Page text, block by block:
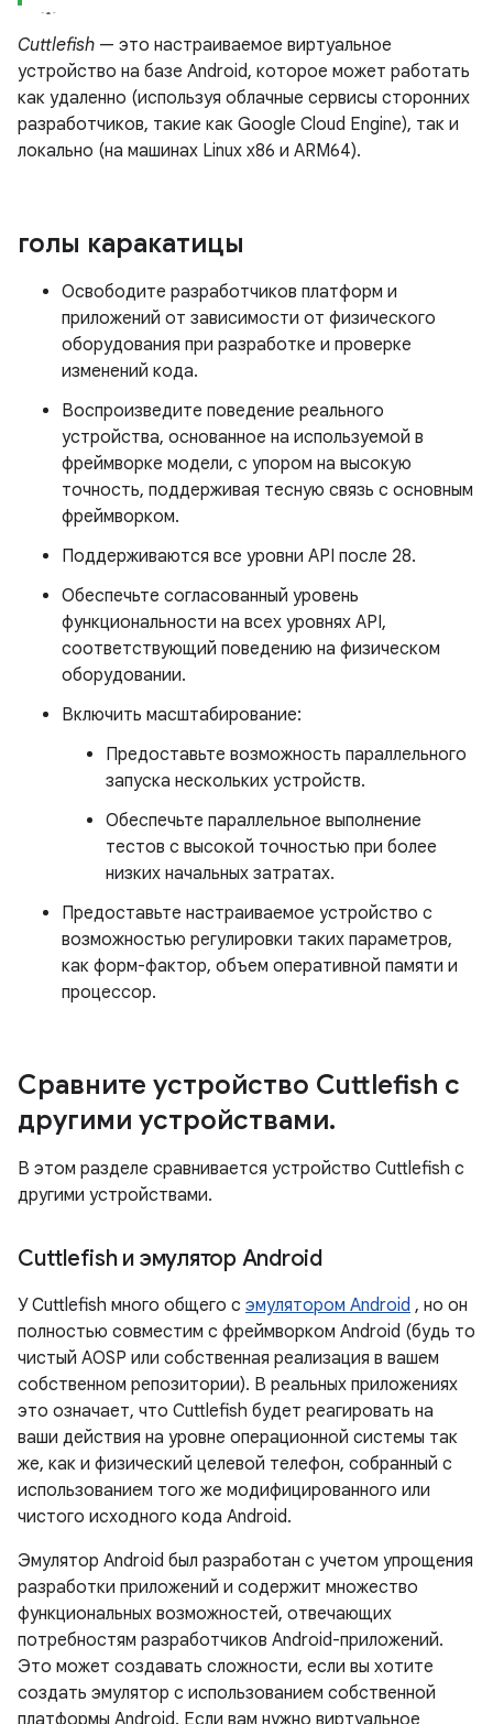
Cuttlefish — это настраиваемое виртуальное
устройство на базе Android, которое может работать
как удаленно (используя облачные сервисы сторонних
разработчиков, такие как Google Cloud Engine), так и
локально (на машинах Linux x86 и ARM64).
голы каракатицы
Освободите разработчиков платформ и
приложений от зависимости от физического
оборудования при разработке и проверке
изменений кода.
Воспроизведите поведение реального
устройства, основанное на используемой в
фреймворке модели, с упором на высокую
точность, поддерживая тесную связь с основным
фреймворком.
Поддерживаются все уровни API после 28.
Обеспечьте согласованный уровень
функциональности на всех уровнях API,
соответствующий поведению на физическом
оборудовании.
Включить масштабирование:
Предоставьте возможность параллельного
запуска нескольких устройств.
Обеспечьте параллельное выполнение
тестов с высокой точностью при более
низких начальных затратах.
Предоставьте настраиваемое устройство с
возможностью регулировки таких параметров,
как форм-фактор, объем оперативной памяти и
процессор.
Сравните устройство Cuttlefish с
другими устройствами.
В этом разделе сравнивается устройство Cuttlefish с
другими устройствами.
Cuttlefish и эмулятор Android
У Cuttlefish много общего с эмулятором Android , но он
полностью совместим с фреймворком Android (будь то
чистый AOSP или собственная реализация в вашем
собственном репозитории). В реальных приложениях
это означает, что Cuttlefish будет реагировать на
ваши действия на уровне операционной системы так
же, как и физический целевой телефон, собранный с
использованием того же модифицированного или
чистого исходного кода Android.
Эмулятор Android был разработан с учетом упрощения
разработки приложений и содержит множество
функциональных возможностей, отвечающих
потребностям разработчиков Android-приложений.
Это может создавать сложности, если вы хотите
создать эмулятор с использованием собственной
платформы Android. Если вам нужно виртуальное